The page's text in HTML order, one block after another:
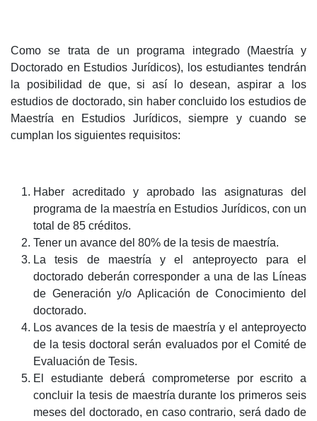
Como se trata de un programa integrado (Maestría y
Doctorado en Estudios Jurídicos), los estudiantes tendrán
la posibilidad de que, si así lo desean, aspirar a los
estudios de doctorado, sin haber concluido los estudios de
Maestría en Estudios Jurídicos, siempre y cuando se
cumplan los siguientes requisitos:
Haber acreditado y aprobado las asignaturas del
programa de la maestría en Estudios Jurídicos, con un
total de 85 créditos.
Tener un avance del 80% de la tesis de maestría.
La tesis de maestría y el anteproyecto para el
doctorado deberán corresponder a una de las Líneas
de Generación y/o Aplicación de Conocimiento del
doctorado.
Los avances de la tesis de maestría y el anteproyecto
de la tesis doctoral serán evaluados por el Comité de
Evaluación de Tesis.
El estudiante deberá comprometerse por escrito a
concluir la tesis de maestría durante los primeros seis
meses del doctorado, en caso contrario, será dado de